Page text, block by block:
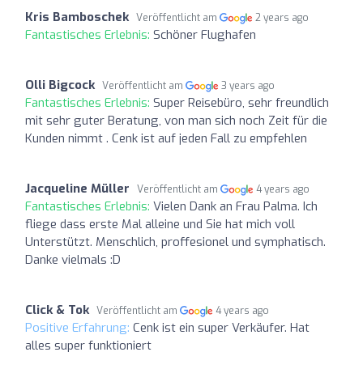
Kris Bamboschek Veröffentlicht am 2 years ago
Fantastisches Erlebnis: Schöner Flughafen
Olli Bigcock Veröffentlicht am 3 years ago
Fantastisches Erlebnis: Super Reisebüro, sehr freundlich
mit sehr guter Beratung, von man sich noch Zeit für die
Kunden nimmt . Cenk ist auf jeden Fall zu empfehlen
Jacqueline Müller Veröffentlicht am 4 years ago
Fantastisches Erlebnis: Vielen Dank an Frau Palma. Ich
fliege dass erste Mal alleine und Sie hat mich voll
Unterstützt. Menschlich, proffesionel und symphatisch.
Danke vielmals :D
Click & Tok Veröffentlicht am 4 years ago
Positive Erfahrung: Cenk ist ein super Verkäufer. Hat
alles super funktioniert